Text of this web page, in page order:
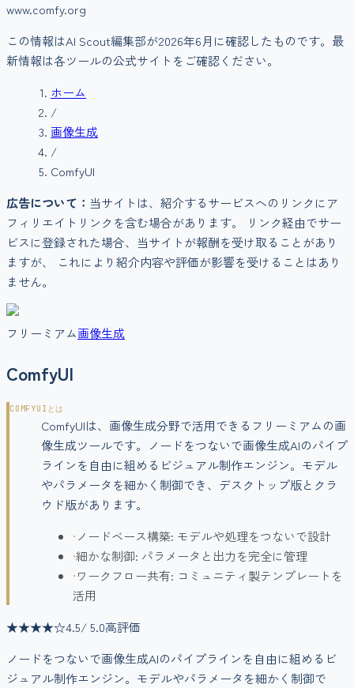
www.comfy.org
この情報はAI Scout編集部が2026年6月 に確認したものです。最
新情報は各ツールの公式サイトをご確認ください。
ホーム
/
画像生成
/
ComfyUI
広告について： 当サイトは、紹介するサービスへのリンクにア
フィリエイトリンクを含む場合があります。 リンク経由でサー
ビスに登録された場合、当サイトが報酬を受け取ることがあり
ますが、 これにより紹介内容や評価が影響を受けることはあり
ません。
フリーミアム画像生成
ComfyUI
COMFYUI とは
ComfyUIは、画像生成分野で活用できるフリーミアムの画
像生成ツールです。ノードをつないで画像生成AIのパイプ
ラインを自由に組めるビジュアル制作エンジン。モデル
やパラメータを細かく制御でき、デスクトップ版とクラ
ウド版があります。
•ノードベース構築: モデルや処理をつないで設計
•細かな制御: パラメータと出力を完全に管理
•ワークフロー共有: コミュニティ製テンプレートを
活用
★★★★☆4.5/ 5.0高評価
ノードをつないで画像生成AIのパイプラインを自由に組めるビ
ジュアル制作エンジン。モデルやパラメータを細かく制御で